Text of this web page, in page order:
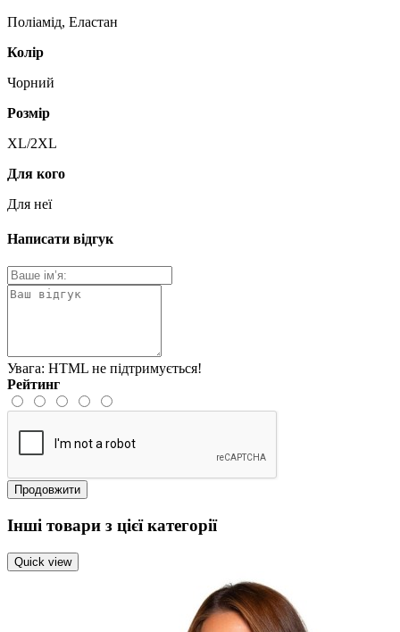
Поліамід, Еластан
Колір
Чорний
Розмір
XL/2XL
Для кого
Для неї
Написати відгук
Увага: HTML не підтримується!
Рейтинг
Продовжити
Інші товари з цієї категорії
Quick view